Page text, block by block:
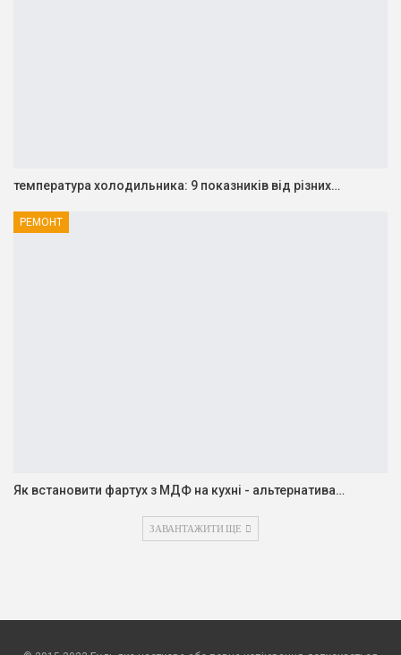
температура холодильника: 9 показників від різних…
РЕМОНТ
Як встановити фартух з МДФ на кухні - альтернатива…
ЗАВАНТАЖИТИ ЩЕ